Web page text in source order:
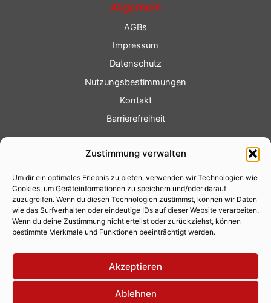
Zustimmung verwalten
Um dir ein optimales Erlebnis zu bieten, verwenden wir Technologien wie
Cookies, um Geräteinformationen zu speichern und/oder darauf
zuzugreifen. Wenn du diesen Technologien zustimmst, können wir Daten
wie das Surfverhalten oder eindeutige IDs auf dieser Website verarbeiten.
Wenn du deine Zustimmung nicht erteilst oder zurückziehst, können
bestimmte Merkmale und Funktionen beeinträchtigt werden.
Akzeptieren
Ablehnen
Allgemein
AGBs
Impressum
Datenschutz
Nutzungsbestimmungen
Kontakt
Barrierefreiheit
Fotoservice
Videoservice
Werbung
Contenterstellung
Lokalnachrichten
Lokalfernsehen
Eventkalender